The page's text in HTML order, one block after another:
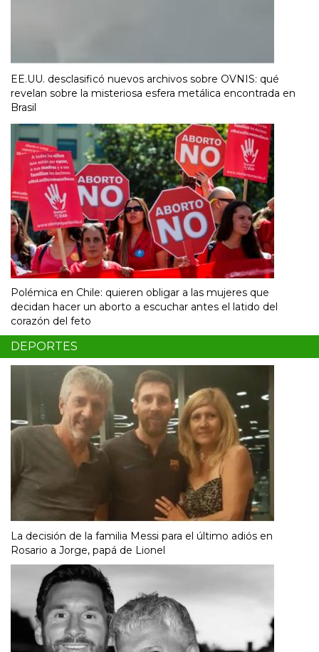
EE.UU. desclasificó nuevos archivos sobre OVNIS: qué
revelan sobre la misteriosa esfera metálica encontrada en
Brasil
Polémica en Chile: quieren obligar a las mujeres que
decidan hacer un aborto a escuchar antes el latido del
corazón del feto
DEPORTES
La decisión de la familia Messi para el último adiós en
Rosario a Jorge, papá de Lionel